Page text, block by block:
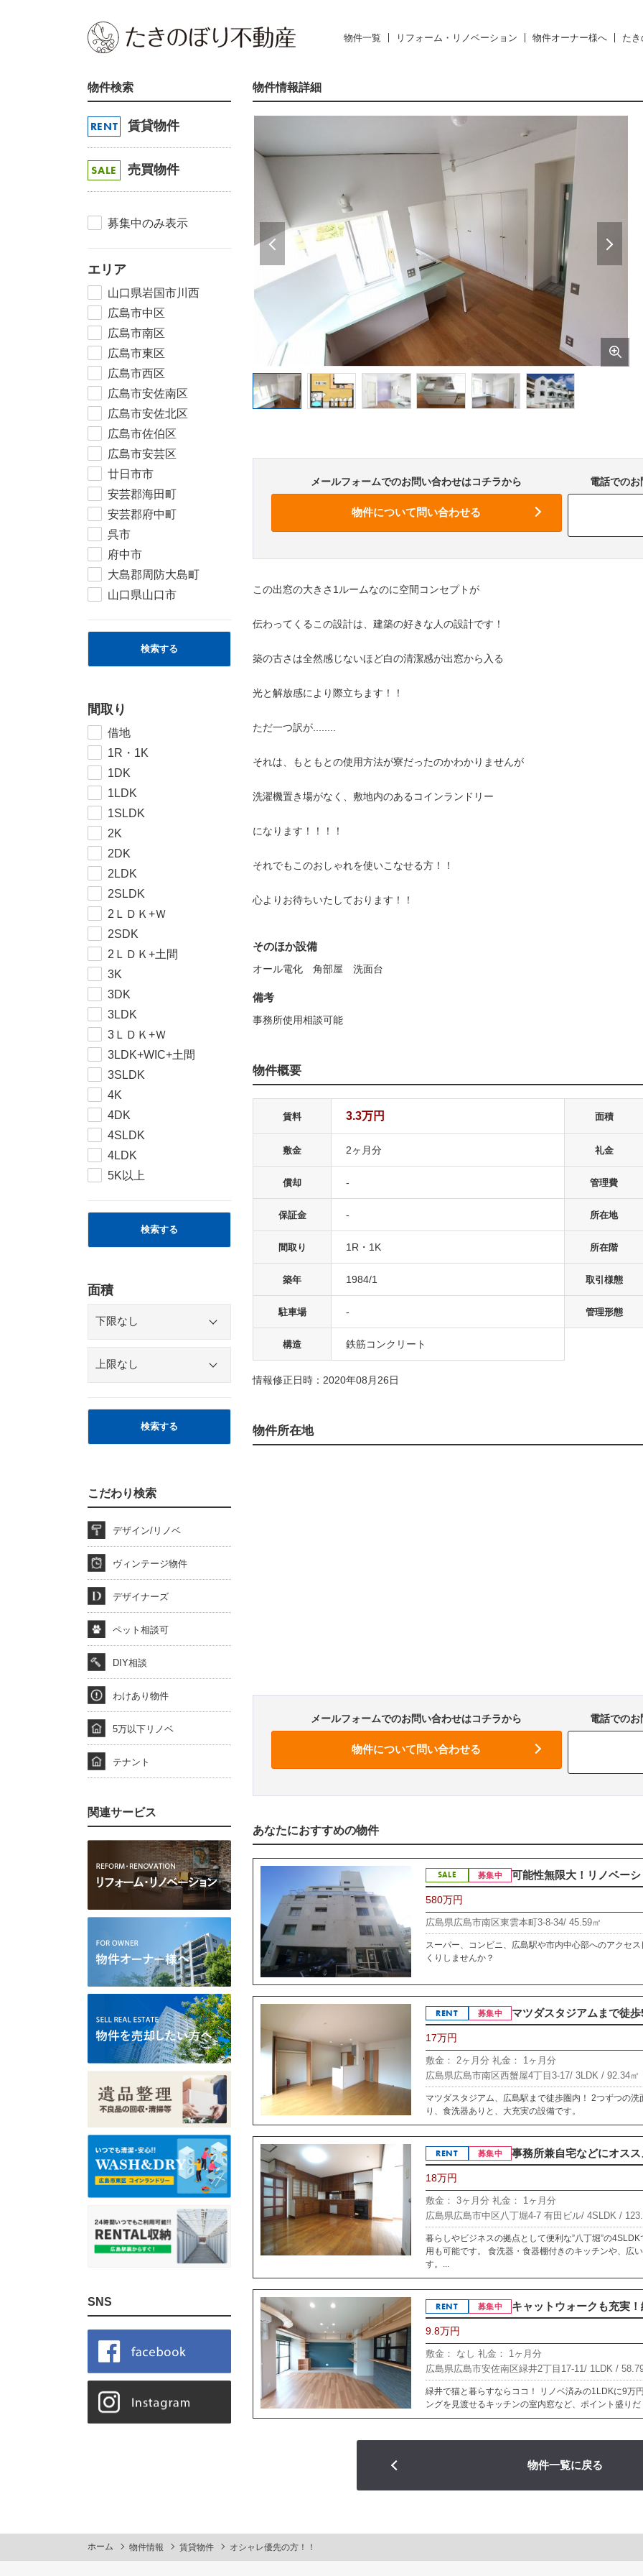
物件一覧 リフォーム・リノベーション 物件オーナー様へ た
物件情報詳細
メールフォームでのお問い合わせはコチラから 電話での
この出窓の大きさ1ルームなのに空間コンセプトが
伝わってくるこの設計は、建築の好きな人の設計です！
築の古さは全然感じないほど白の清潔感が出窓から入る
光と解放感により際立ちます！！
ただ一つ訳が........
それは、もともとの使用方法が寮だったのかわかりませんが
洗濯機置き場がなく、敷地内のあるコインランドリー
になります！！！！
それでもこのおしゃれを使いこなせる方！！
心よりお待ちいたしております！！
そのほか設備
オール電化 角部屋 洗面台
備考
事務所使用相談可能
物件概要
賃料 3.3万円 面積
敷金 2ヶ月分 礼金
償却 - 管理費
保証金 - 所在地
間取り 1R・1K 所在階
築年 1984/1 取引様態
駐車場 - 管理形態
構造 鉄筋コンクリート
情報修正日時：2020年08月26日
物件所在地
メールフォームでのお問い合わせはコチラから 電話での
あなたにおすすめの物件
SALE 募集中 可能性無限大！リノベー
580万円
広島県広島市南区東雲本町3-8-34/ 45.59㎡
スーパー、コンビニ、広島駅や市内中心部へのアクセ
くりしませんか？
RENT 募集中 マツダスタジアムまで徒
17万円
敷金： 2ヶ月分 礼金： 1ヶ月分
広島県広島市南区西蟹屋4丁目3-17/ 3LDK / 92.34㎡
マツダスタジアム、広島駅まで徒歩圏内！ 2つずつの
り、食洗器ありと、大充実の設備です。
RENT 募集中 事務所兼自宅などにオス
18万円
敷金： 3ヶ月分 礼金： 1ヶ月分
広島県広島市中区八丁堀4-7 有田ビル/ 4SLDK /
暮らしやビジネスの拠点として便利な”八丁堀”の
用も可能です。 食洗器・食器棚付きのキッチンや、広
す。...
RENT 募集中 キャットウォークも充実
9.8万円
敷金： なし 礼金： 1ヶ月分
広島県広島市安佐南区緑井2丁目17-11/ 1LDK /
緑井で猫と暮らすならココ！ リノベ済みの1LDKに9万
ングを見渡せるキッチンの室内窓など、ポイント盛り
物件一覧に戻る
物件検索
RENT 賃貸物件
SALE 売買物件
募集中のみ表示
エリア
山口県岩国市川西
広島市中区
広島市南区
広島市東区
広島市西区
広島市安佐南区
広島市安佐北区
広島市佐伯区
広島市安芸区
廿日市市
安芸郡海田町
安芸郡府中町
呉市
府中市
大島郡周防大島町
山口県山口市
検索する
間取り
借地
1R・1K
1DK
1LDK
1SLDK
2K
2DK
2LDK
2SLDK
2ＬＤＫ+Ｗ
2SDK
2ＬＤＫ+土間
3K
3DK
3LDK
3ＬＤＫ+Ｗ
3LDK+WIC+土間
3SLDK
4K
4DK
4SLDK
4LDK
5K以上
検索する
面積
検索する
こだわり検索
デザイン/リノベ
ヴィンテージ物件
デザイナーズ
ペット相談可
DIY相談
わけあり物件
5万以下リノベ
テナント
関連サービス
SNS
ホーム 物件情報 賃貸物件 オシャレ優先の方！！